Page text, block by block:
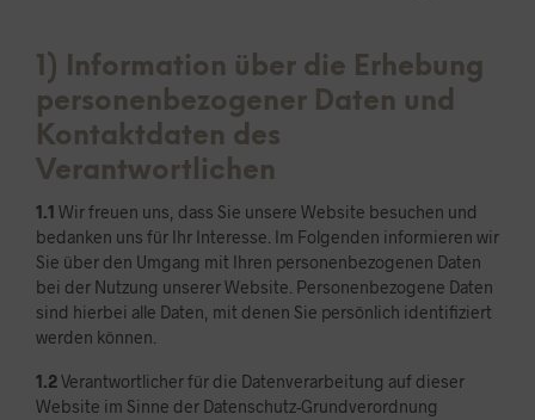
1) Information über die Erhebung
personenbezogener Daten und
Kontaktdaten des
Verantwortlichen
1.1 Wir freuen uns, dass Sie unsere Website besuchen und
bedanken uns für Ihr Interesse. Im Folgenden informieren wir
Sie über den Umgang mit Ihren personenbezogenen Daten
bei der Nutzung unserer Website. Personenbezogene Daten
sind hierbei alle Daten, mit denen Sie persönlich identifiziert
werden können.
1.2Verantwortlicher für die Datenverarbeitung auf dieser
Website im Sinne der Datenschutz-Grundverordnung